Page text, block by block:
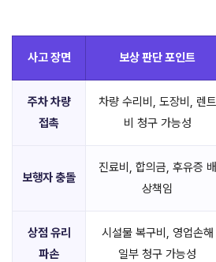
사고 장면 보상 판단 포인트
주차 차량
접촉
차량 수리비, 도장비, 렌트
비 청구 가능성
보행자 충돌
진료비, 합의금, 후유증 배
상책임
상점 유리
파손
시설물 복구비, 영업손해
일부 청구 가능성